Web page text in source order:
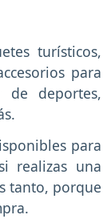
turísticos,
para
de deportes,
para
realizas una
tanto, porque